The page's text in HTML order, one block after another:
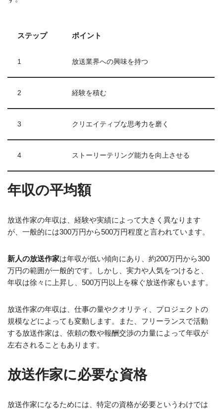
ステップ ポイント
1 放送業界への興味を持つ
2 経験を積む
3 クリエイティブな思考力を磨く
4 ストーリーテリング能力を向上させる
年収の平均額
放送作家の年収は、経験や実績によって大きく異なります
が、一般的には300万円から500万円程度と言われています。
新人の放送作家は年収が低い傾向にあり、約200万円から300
万円の範囲が一般的です。しかし、実力や人気をつけると、
年収は徐々に上昇し、500万円以上を稼ぐ放送作家もいます。
放送作家の年収は、仕事の量やクオリティ、プロジェクトの
規模などによっても変動します。また、フリーランスで活動
する放送作家は、依頼の数や報酬交渉の力量によって年収が
左右されることもあります。
放送作家に必要な資格
放送作家になるためには、特定の資格が必要というわけでは